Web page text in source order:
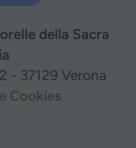
della Sacra
- 37129 Verona
Cookies